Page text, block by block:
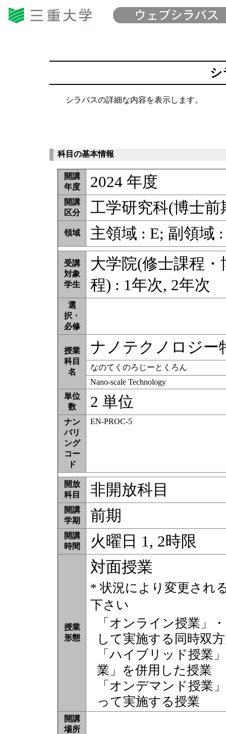
シ
シラバスの詳細な内容を表示します。
科目の基本情報
開講
年度
2024 年度
開講
区分
工学研究科(博士
領域 主領域 : E; 副領域 :
受講
対象
学生
大学院(修士課程
程) : 1年次, 2年次
選
択・
必修
授業
科目
名
ナノテクノロジー
なのてくのろじーとくろん
Nano-scale Technology
単位
数
2 単位
ナン
バリ
ング
コー
ド
EN-PROC-5
開放
科目
非開放科目
開講
学期
前期
開講
時間
火曜日 1, 2時限
授業
形態
対面授業
* 状況により変更され
下さい
「オンライン授業」
して実施する同時双
「ハイブリッド授業
業」を併用した授業
「オンデマンド授業
って実施する授業
開講
場所